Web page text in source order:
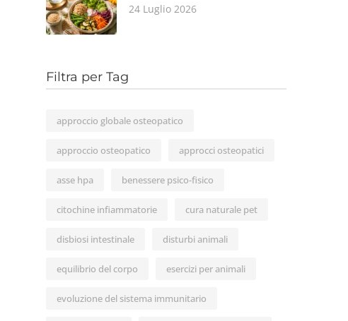
24 Luglio 2026
Filtra per Tag
approccio globale osteopatico
approccio osteopatico approcci osteopatici
asse hpa benessere psico-fisico
citochine infiammatorie cura naturale pet
disbiosi intestinale disturbi animali
equilibrio del corpo esercizi per animali
evoluzione del sistema immunitario